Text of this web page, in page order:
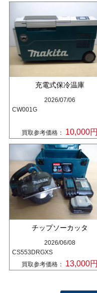
充電式保冷温庫
2026/07/06
CW001G
買取参考価格： 10,000円
チップソーカッタ
2026/06/08
CS553DRGXS
買取参考価格：
13,000円